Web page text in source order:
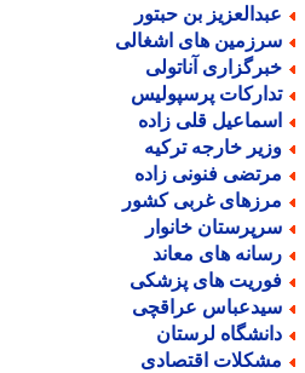
بن حبتور
های اشغالی
آناتولی
پرسپولیس
قلی زاده
خارجه ترکیه
فنونی زاده
غربی کشور
خانوار
های معاند
های پزشکی
عراقچی
لرستان
اقتصادی